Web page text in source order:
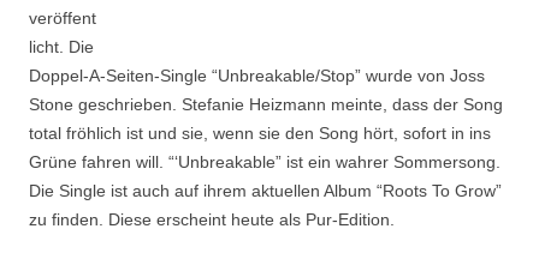
veröffent
licht. Die
Doppel-A-Seiten-Single “Unbreakable/Stop” wurde von Joss
Stone geschrieben. Stefanie Heizmann meinte, dass der Song
total fröhlich ist und sie, wenn sie den Song hört, sofort in ins
Grüne fahren will. “‘Unbreakable” ist ein wahrer Sommersong.
Die Single ist auch auf ihrem aktuellen Album “Roots To Grow”
zu finden. Diese erscheint heute als Pur-Edition.